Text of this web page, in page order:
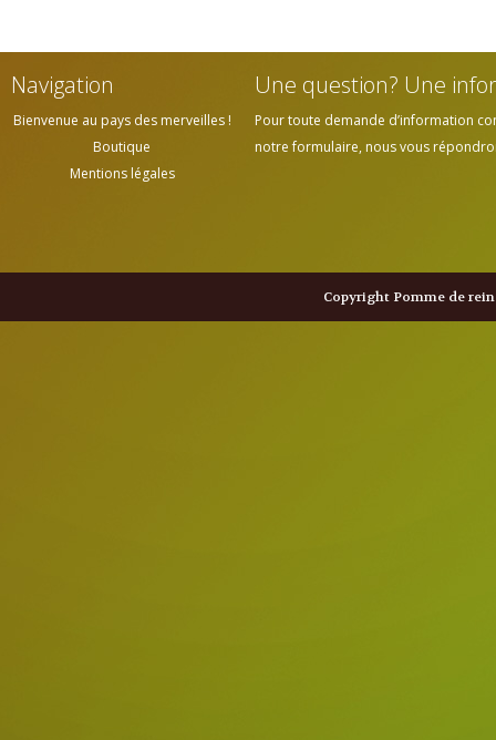
Navigation
Bienvenue au pays des merveilles !
Boutique
Mentions légales
Une question? Une
Pour toute demande d’information
notre formulaire, nous vous
Copyright Pomme de